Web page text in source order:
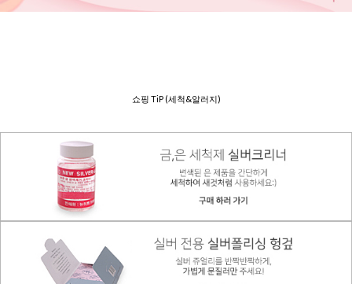
쇼핑 TiP (세척&알러지)